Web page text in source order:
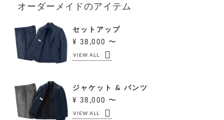
オーダーメイドのアイテム
セットアップ
38,000 〜
VIEW ALL
ジャケット & パンツ
38,000 〜
VIEW ALL